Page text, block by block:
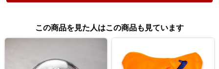
この商品を見た人はこの商品も見ています